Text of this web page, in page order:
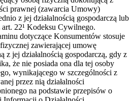
prawnej (zawarcia Umowy)
z jej działalnością gospodarczą lub
22¹ Kodeksu Cywilnego.
dotyczące Konsumentów stosuje
zawierającej umowę
z jej działalnością gospodarczą, gdy z
że nie posiada ona dla tej osoby
wynikającego w szczególności z
przez nią działalności
na podstawie przepisów o